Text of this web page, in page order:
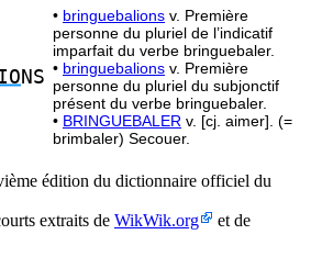
NS
• bringuebalions v. Première
personne du pluriel de l’indicatif
imparfait du verbe bringuebaler.
• bringuebalions v. Première
personne du pluriel du subjonctif
présent du verbe bringuebaler.
• BRINGUEBALER v. [cj. aimer]. (=
brimbaler) Secouer.
édition du dictionnaire officiel du
extraits de WikWik.org
et de